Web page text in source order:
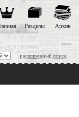
расширенный поиск
Разделы Архив